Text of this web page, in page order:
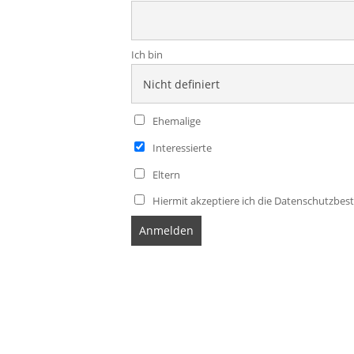
Ich bin
Ehemalige
Interessierte
Eltern
Hiermit akzeptiere ich die